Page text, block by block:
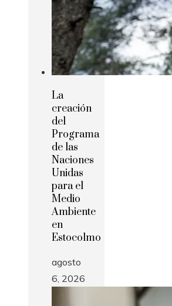
La
creación
del
Programa
de las
Naciones
Unidas
para el
Medio
Ambiente
en
Estocolmo
agosto
6, 2026